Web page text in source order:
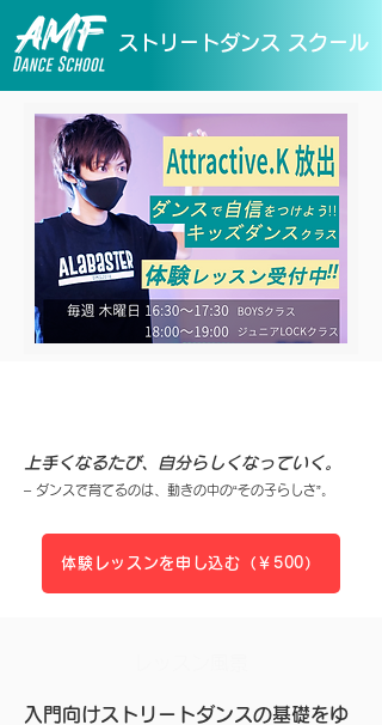
​ストリートダンス スクール
上手くなるたび、自分らしくなっていく。
– ダンスで育てるのは、動きの中の“その子らしさ”。
体験レッスンを申し込む（￥500）
入門向けストリートダンスの基礎をゆ